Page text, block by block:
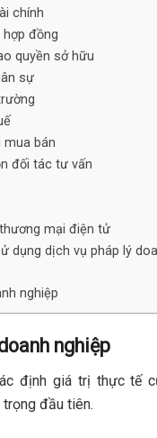
chính
đồng
quyền sở hữu
sự
mua bán
đối tác tư vấn
mại điện tử
dụng dịch vụ pháp lý
nghiệp
nghiệp
định giá trị thực tế
trọng đầu tiên.